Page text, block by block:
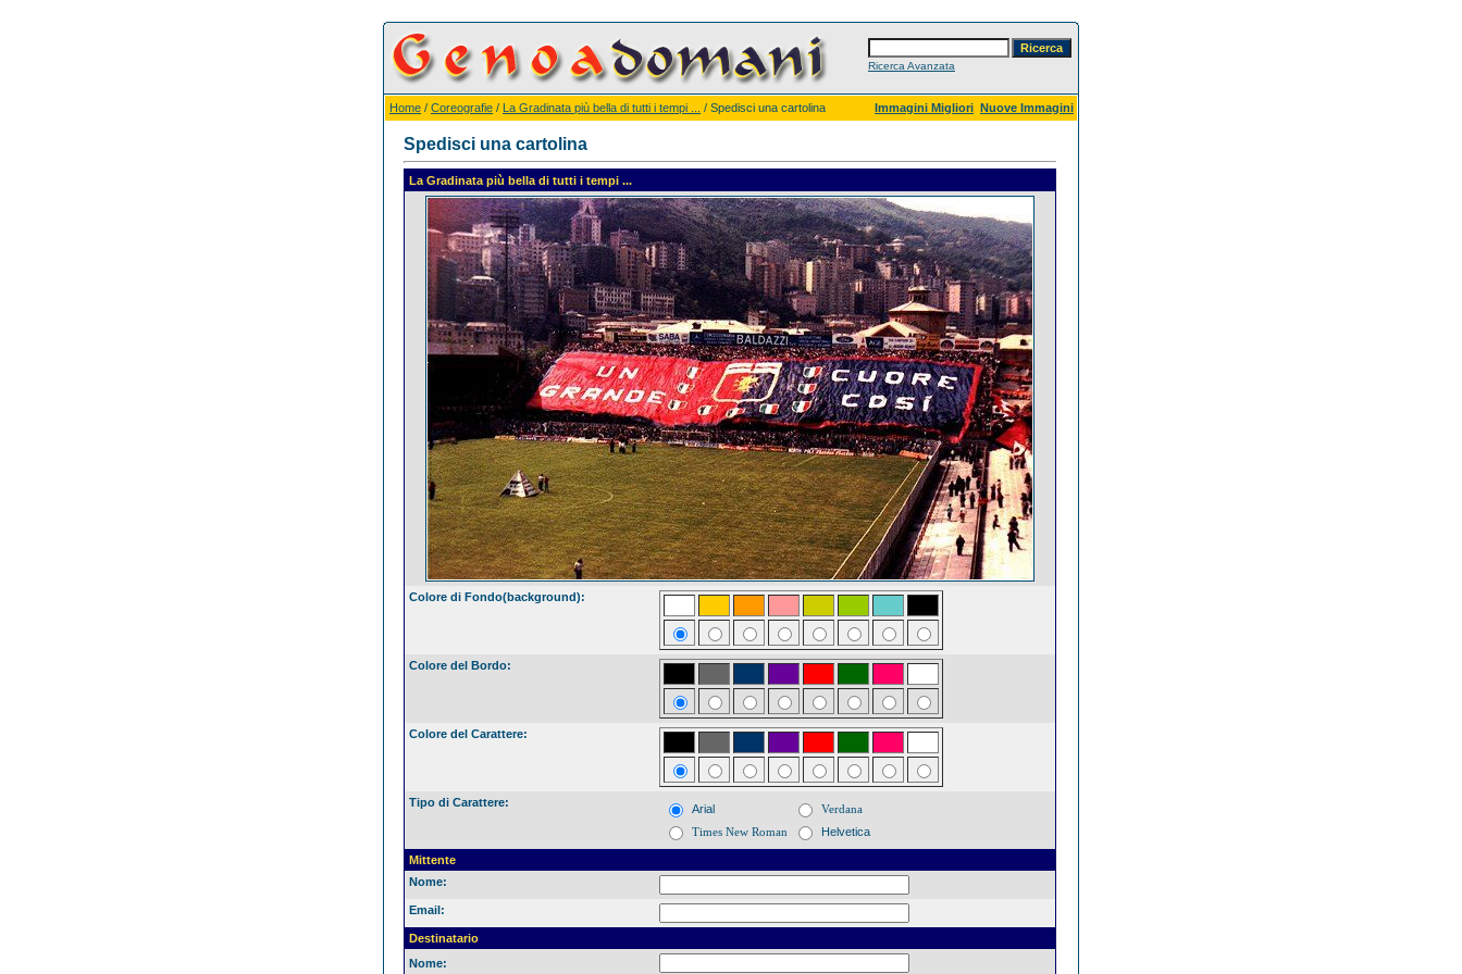
Ricerca Avanzata
Home / Coreografie / La Gradinata più bella di tutti i tempi ... / Spedisci una cartolina Immagini Migliori Nuove Immagini
Spedisci una cartolina
La Gradinata più bella di tutti i tempi ...
Colore di Fondo(background):
Colore del Bordo:
Colore del Carattere:
Tipo di Carattere: Arial
Verdana
Times New Roman
Helvetica
Mittente
Nome:
Email:
Destinatario
Nome: